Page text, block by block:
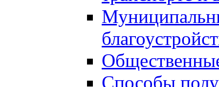
Способы